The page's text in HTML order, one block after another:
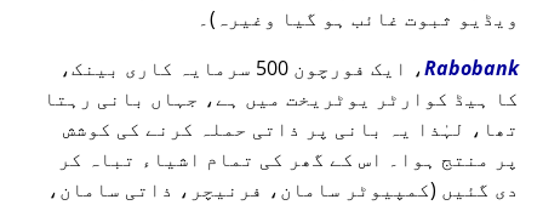
ویڈیو ثبوت غائب ہو گیا وغیرہ)۔
Rabobank
، ایک فورچون 500 سرمایہ کاری بینک،
کا ہیڈ کوارٹر یوٹریخت میں ہے، جہاں بانی رہتا
تھا، لہٰذا یہ بانی پر ذاتی حملہ کرنے کی کوشش
پر منتج ہوا۔ اس کے گھر کی تمام اشیاء تباہ کر
دی گئیں (کمپیوٹر سامان، فرنیچر، ذاتی سامان،